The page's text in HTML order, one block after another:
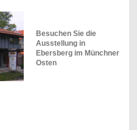
Besuchen Sie die
Ausstellung in
Ebersberg im Münchner
Osten